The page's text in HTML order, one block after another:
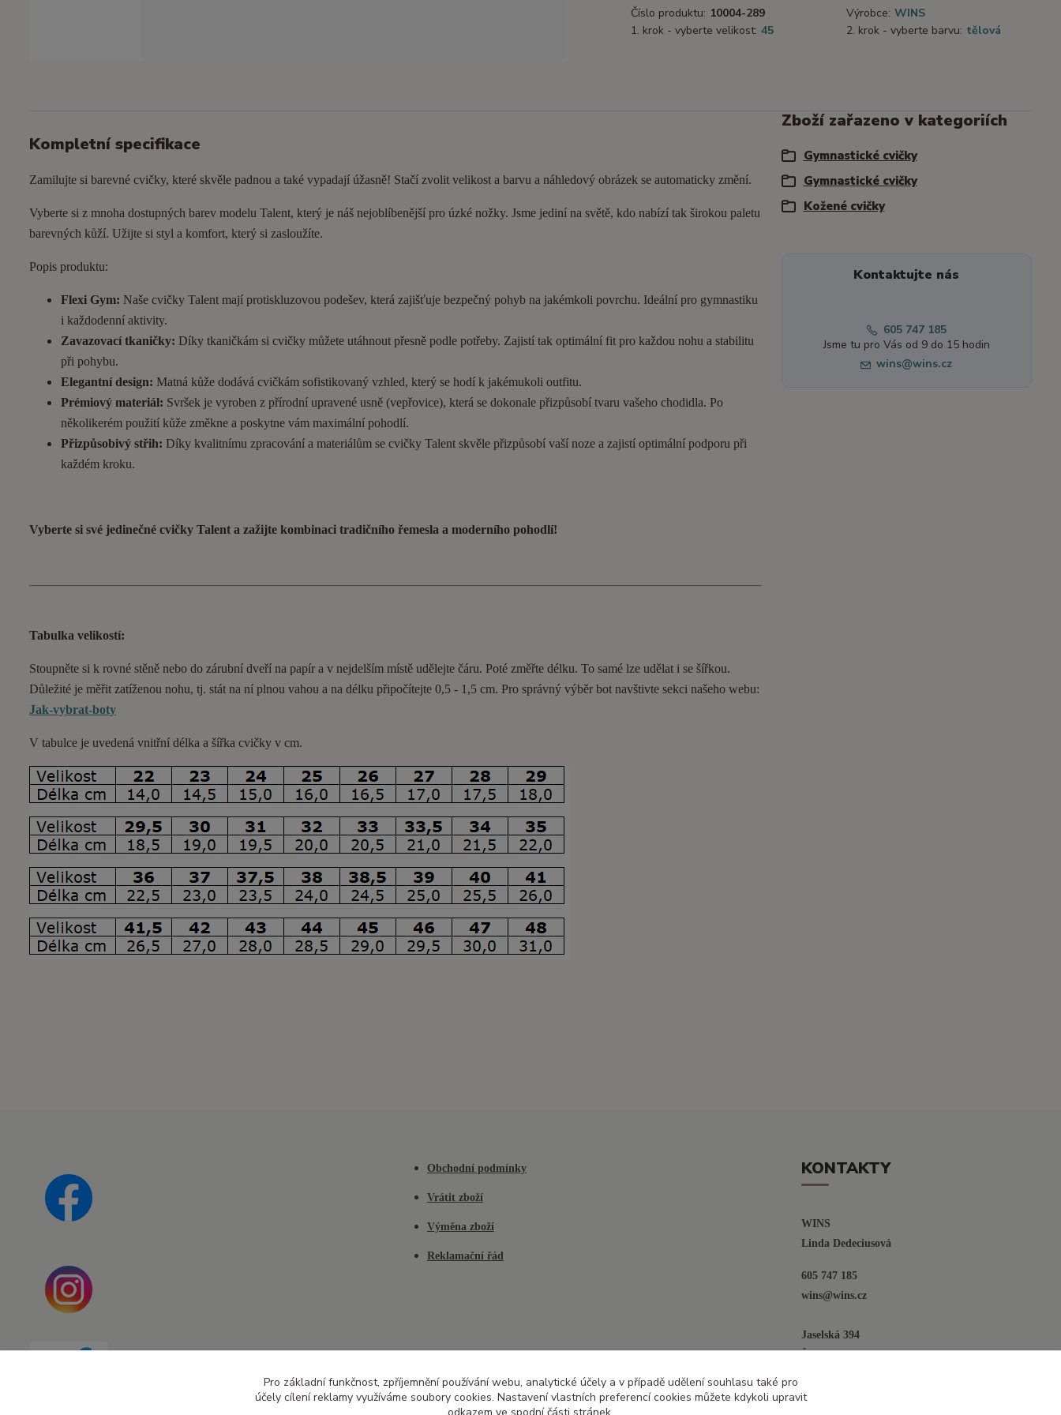
Číslo produktu: 10004-289 Výrobce: WINS
1. krok - vyberte velikost: 45 2. krok - vyberte barvu: tělová
Kompletní specifikace
Zamilujte si barevné cvičky, které skvěle padnou a také vypadají úžasně! Stačí zvolit velikost a barvu a náhledový obrázek se automaticky změní.
Vyberte si z mnoha dostupných barev modelu Talent, který je náš nejoblíbenější pro úzké nožky. Jsme jediní na světě, kdo nabízí tak širokou paletu
barevných kůží. Užijte si styl a komfort, který si zasloužíte.
Popis produktu:
Flexi Gym: Naše cvičky Talent mají protiskluzovou podešev, která zajišťuje bezpečný pohyb na jakémkoli povrchu. Ideální pro gymnastiku
i každodenní aktivity.
Zavazovací tkaničky: Díky tkaničkám si cvičky můžete utáhnout přesně podle potřeby. Zajistí tak optimální fit pro každou nohu a stabilitu
při pohybu.
Elegantní design: Matná kůže dodává cvičkám sofistikovaný vzhled, který se hodí k jakémukoli outfitu.
Prémiový materiál: Svršek je vyroben z přírodní upravené usně (vepřovice), která se dokonale přizpůsobí tvaru vašeho chodidla. Po
několikerém použití kůže změkne a poskytne vám maximální pohodlí.
Přizpůsobivý střih: Díky kvalitnímu zpracování a materiálům se cvičky Talent skvěle přizpůsobí vaší noze a zajistí optimální podporu při
každém kroku.
Vyberte si své jedinečné cvičky Talent a zažijte kombinaci tradičního řemesla a moderního pohodlí!
Tabulka velikostí:
Stoupněte si k rovné stěně nebo do zárubní dveří na papír a v nejdelším místě udělejte čáru. Poté změřte délku. To samé lze udělat i se šířkou.
Důležité je měřit zatíženou nohu, tj. stát na ní plnou vahou a na délku připočítejte 0,5 - 1,5 cm. Pro správný výběr bot navštivte sekci našeho webu:
Jak-vybrat-boty
V tabulce je uvedená vnitřní délka a šířka cvičky v cm.
Zboží zařazeno v kategoriích
Gymnastické cvičky
Gymnastické cvičky
Kožené cvičky
Kontaktujte nás
605 747 185
Jsme tu pro Vás od 9 do 15 hodin
wins@wins.cz
Obchodní podmínky
Vrátit zboží
Výměna zboží
Reklamační řád
KONTAKTY
WINS
Linda Dedeciusová
605 747 185
wins@wins.cz
Jaselská 394
Šenov u N. Jičína
Pro základní funkčnost, zpříjemnění používání webu, analytické účely a v případě udělení souhlasu také pro
účely cílení reklamy využíváme soubory cookies. Nastavení vlastních preferencí cookies můžete kdykoli upravit